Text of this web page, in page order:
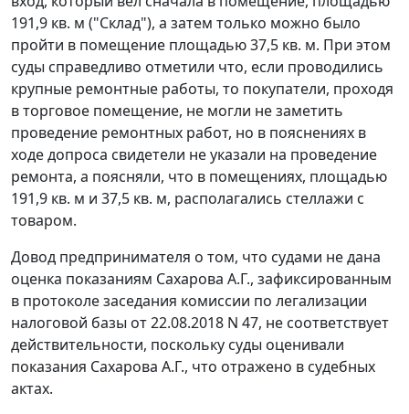
191,9 кв. м ("Склад"), а затем только можно было
пройти в помещение площадью 37,5 кв. м. При этом
суды справедливо отметили что, если проводились
крупные ремонтные работы, то покупатели, проходя
в торговое помещение, не могли не заметить
проведение ремонтных работ, но в пояснениях в
ходе допроса свидетели не указали на проведение
ремонта, а поясняли, что в помещениях, площадью
191,9 кв. м и 37,5 кв. м, располагались стеллажи с
товаром.
Довод предпринимателя о том, что судами не дана
оценка показаниям Сахарова А.Г., зафиксированным
в протоколе заседания комиссии по легализации
налоговой базы от 22.08.2018 N 47, не соответствует
действительности, поскольку суды оценивали
показания Сахарова А.Г., что отражено в судебных
актах.